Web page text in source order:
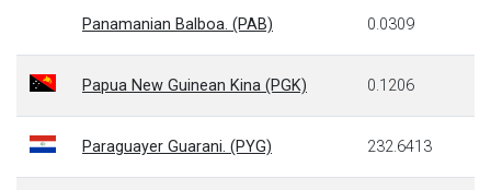
Panamanian Balboa. (PAB) 0.0309
Papua New Guinean Kina (PGK) 0.1206
Paraguayer Guarani. (PYG) 232.6413